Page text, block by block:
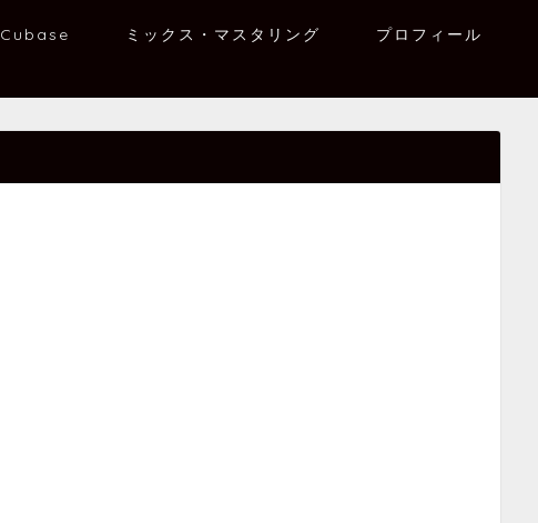
Cubase ミックス・マスタリング プロフィール